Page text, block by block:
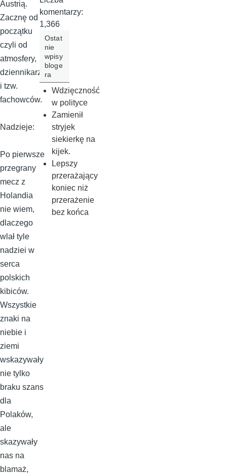
Austrią.
Zacznę od
początku
czyli od
atmosfery,
dziennikarzy
i tzw.
fachowców.
Nadzieje:
Po pierwsze
przegrany
mecz z
Holandia
nie wiem,
dlaczego
wlał tyle
nadziei w
serca
polskich
kibiców.
Wszystkie
znaki na
niebie i
ziemi
wskazywały
nie tylko
braku szans
dla
Polaków,
ale
skazywały
nas na
blamaż,
komentarzy:
1,366
Ostat
nie
wpisy
bloge
ra
Wdzięczność
w polityce
Zamienił
stryjek
siekierkę na
kijek.
Lepszy
przerażający
koniec niż
przerażenie
bez końca